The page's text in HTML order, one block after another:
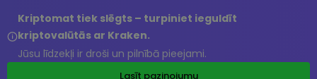
Kriptomat tiek slēgts – turpiniet ieguldīt
kriptovalūtās ar Kraken.
Jūsu līdzekļi ir droši un pilnībā pieejami.
Lasīt paziņojumu